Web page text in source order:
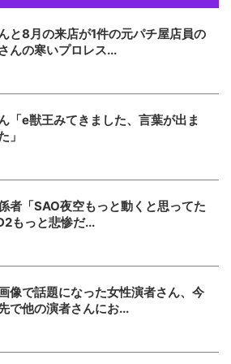
と8月の来店が1件の元パチ屋店員の
んの寒いプロレス...
「e獣王みてきました、言葉が出ま
」
者「SAO夜空もっと動くと思ってた
もっと悲惨だ...
像で話題になった女性演者さん、今
で他の演者さんにお...